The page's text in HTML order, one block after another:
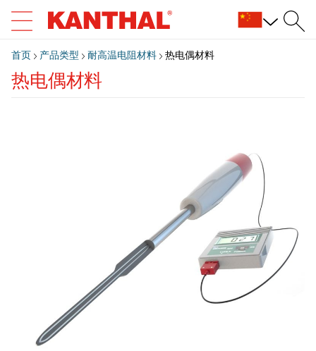
首页 产品类型 耐高温电阻材料 热电偶材料
热电偶材料